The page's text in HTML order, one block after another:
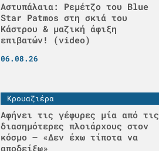
Αστυπάλαια: Ρεμέτζο του Blue
Star Patmos στη σκιά του
Κάστρου & μαζική άφιξη
επιβατών! (video)
06.08.26
Κρουαζιέρα
Αφήνει τις γέφυρες μία από τις
διασημότερες πλοιάρχους στον
κόσμο – «Δεν έχω τίποτα να
αποδείξω»